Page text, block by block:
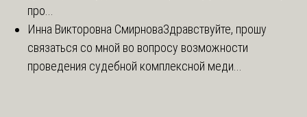
про...
Инна Викторовна СмирноваЗдравствуйте, прошу
связаться со мной во вопросу возможности
проведения судебной комплексной меди...